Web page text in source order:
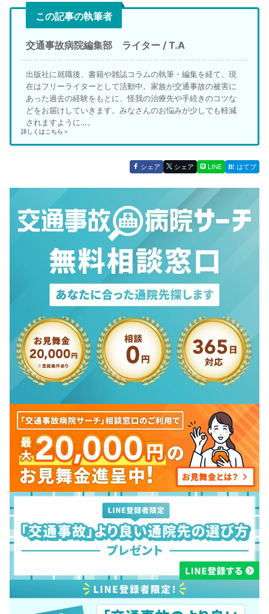
この記事の執筆者
交通事故病院編集部 ライター / T.A
出版社に就職後、書籍や雑誌コラムの執筆・編集を経て、現
在はフリーライターとして活動中。家族が交通事故の被害に
あった過去の経験をもとに、怪我の治療先や手続きのコツな
どをお届けしていきます。みなさんのお悩みが少しでも軽減
されますように…。
詳しくはこちら＞
シェア シェア LINE はてブ